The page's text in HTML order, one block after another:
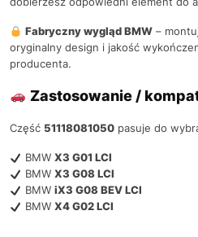
Fabryczny wygląd BMW–
oryginalny design i jakość
producenta.
Zastosowanie /
Część 51118081050 pasuje do
BMW X3 G01 LCI
BMW X3 G08 LCI
BMW iX3 G08 BEV LCI
BMW X4 G02 LCI